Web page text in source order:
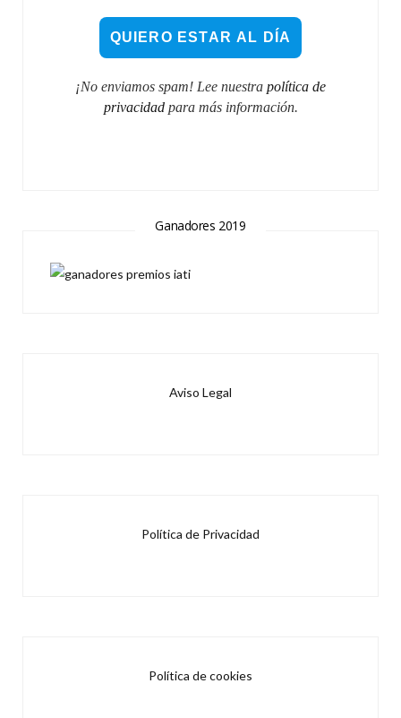
¡No enviamos spam! Lee nuestra política de
privacidadpara más información.
Ganadores 2019
Aviso Legal
Política de Privacidad
Política de cookies